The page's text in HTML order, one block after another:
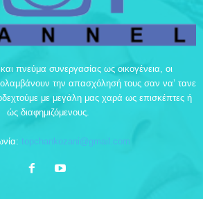
πνεύμα συνεργασίας ως οικογένεια, οι
την απασχόλησή τους σαν να’ τανε
με μεγάλη μας χαρά ως επισκέπτες ή
ώς διαφημιζόμενους.
topchankozani@gmail.com